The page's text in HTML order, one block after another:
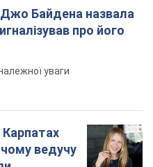
в
над "і"
у
Відео